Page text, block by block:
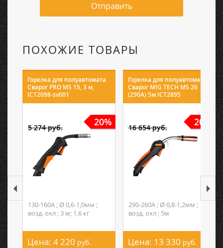
Отправить
ПОХОЖИЕ ТОВАРЫ
Горелка для полуавтомата
Сварог PRO MS 15, 3 м,
ICT2098-sv001
20%
5 274 руб.
130-160А ; Ø 0,6-1,0мм ;
возд. охл ; 3 м; 1,6 кг
Цена: 4 220 руб.
Горелка для полуавтомата
Сварог MIG TECH MS 26
(290A) 5м ICT2895
20%
16 654 руб.
290-260А ; Ø 0,8-1,2мм ;
возд. охл ; 5м
Цена: 13 330 руб.